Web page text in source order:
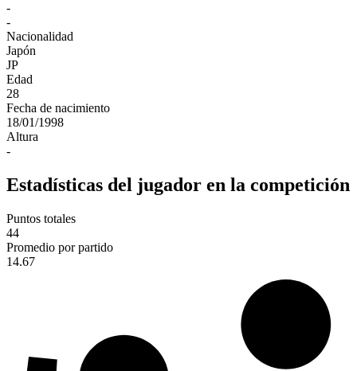
-
-
Nacionalidad
Japón
JP
Edad
28
Fecha de nacimiento
18/01/1998
Altura
-
Estadísticas del jugador en la competición
Puntos totales
44
Promedio por partido
14.67